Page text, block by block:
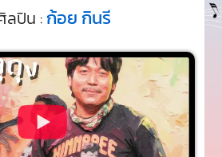
ลปิน : ก้อย กินรี